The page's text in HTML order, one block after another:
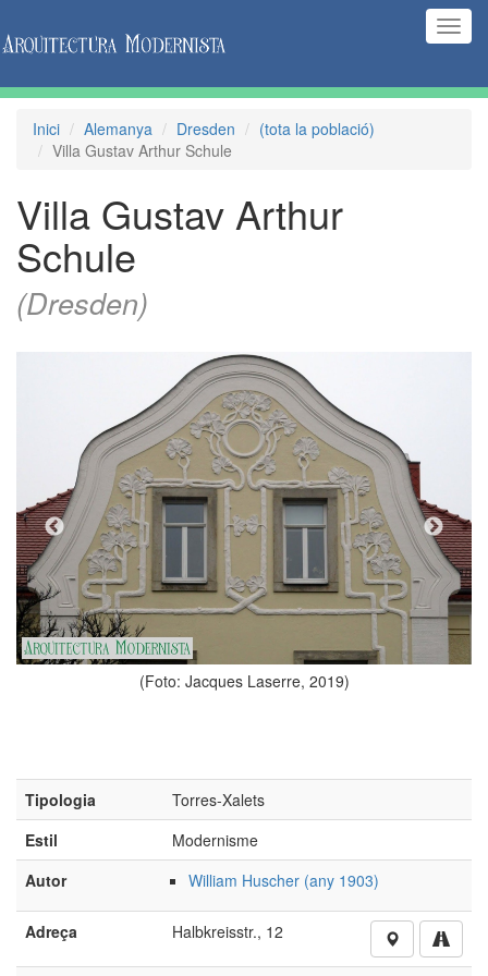
Inici Alemanya Dresden
(tota la població)
Villa Gustav Arthur Schule
Villa Gustav Arthur
Schule
(Dresden)
(Foto: Jacques Laserre, 2019)
Tipologia
Torres-Xalets
Estil
Modernisme
Autor
William Huscher (any 1903)
Adreça Halbkreisstr., 12